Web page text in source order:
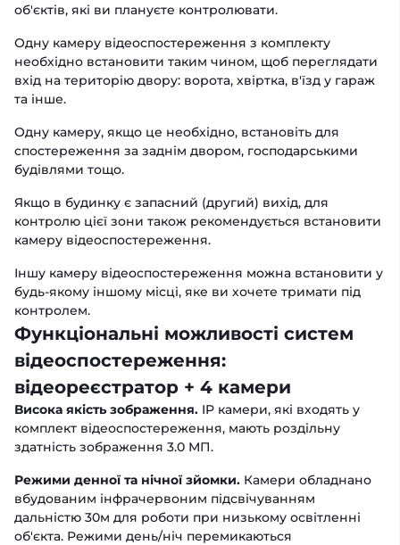
об'єктів, які ви плануєте контролювати.
Одну камеру відеоспостереження з комплекту
необхідно встановити таким чином, щоб переглядати
вхід на територію двору: ворота, хвіртка, в'їзд у гараж
та інше.
Одну камеру, якщо це необхідно, встановіть для
спостереження за заднім двором, господарськими
будівлями тощо.
Якщо в будинку є запасний (другий) вихід, для
контролю цієї зони також рекомендується встановити
камеру відеоспостереження.
Іншу камеру відеоспостереження можна встановити у
будь-якому іншому місці, яке ви хочете тримати під
контролем.
Функціональні можливості систем
відеоспостереження:
відеореєстратор + 4 камери
Висока якість зображення. IP камери, які входять у
комплект відеоспостереження, мають роздільну
здатність зображення 3.0 МП.
Режими денної та нічної зйомки. Камери обладнано
вбудованим інфрачервоним підсвічуванням
дальністю 30м для роботи при низькому освітленні
об'єкта. Режими день/ніч перемикаються